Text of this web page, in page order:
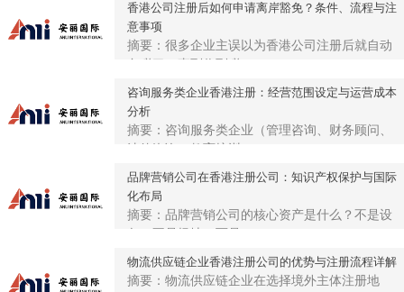
香港公司注册后如何申请离岸豁免？条件、流程与注
意事项
摘要：很多企业主误以为香港公司注册后就自动
咨询服务类企业香港注册：经营范围设定与运营成本
分析
摘要：咨询服务类企业（管理咨询、财务顾问、
品牌营销公司在香港注册公司：知识产权保护与国际
化布局
摘要：品牌营销公司的核心资产是什么？不是设
物流供应链企业香港注册公司的优势与注册流程详解
摘要：物流供应链企业在选择境外主体注册地